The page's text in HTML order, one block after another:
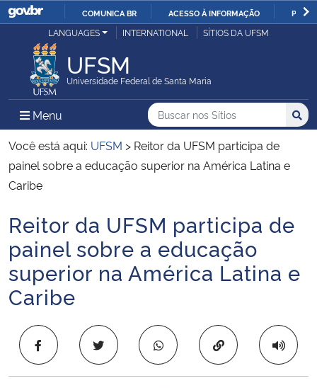
IR
COMUNICA BR ACESSO À INFORMAÇÃO
Ministério da Justiça e Segurança Pública
Ministério da Defesa
Ministério das Relações Exteriores
Ministério da Economia
Ministério da Infraestrutura
Ministério da Agricultura, Pecuária e Abastecimento
Ministério da Educação
Ministério da Cidadania
Ministério da Saúde
LANGUAGES INTERNATIONAL SÍTIOS DA UFSM
UFSM
Universidade Federal de Santa Maria
Menu Menu Principal do Sítio
Busca
Buscar no nos Sítios
Busca:
Você está aqui: UFSM > Reitor da UFSM participa de
painel sobre a educação superior na América Latina e
Caribe
Início do conteúdo
Reitor da UFSM participa de
painel sobre a educação
superior na América Latina e
Caribe
Copiar para área